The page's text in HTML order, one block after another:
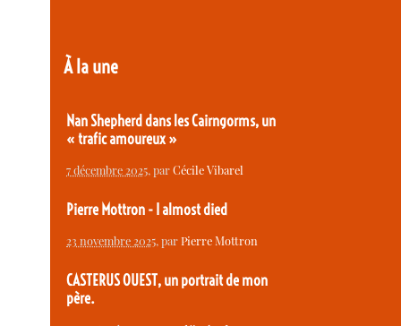
À la une
Nan Shepherd dans les Cairngorms, un
« trafic amoureux »
7 décembre 2025, parCécile Vibarel
Pierre Mottron - I almost died
23 novembre 2025, parPierre Mottron
CASTERUS OUEST, un portrait de mon
père.